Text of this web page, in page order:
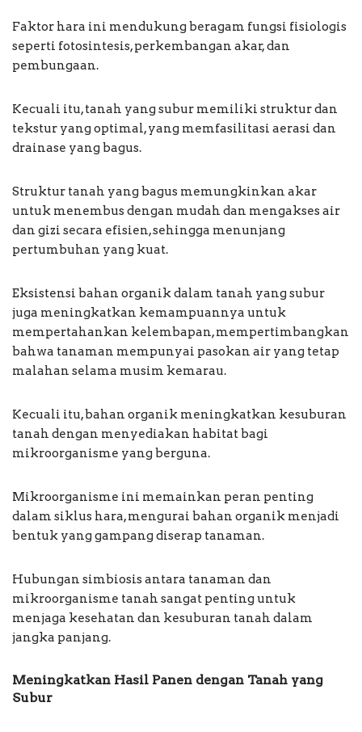
Faktor hara ini mendukung beragam fungsi fisiologis
seperti fotosintesis, perkembangan akar, dan
pembungaan.
Kecuali itu, tanah yang subur memiliki struktur dan
tekstur yang optimal, yang memfasilitasi aerasi dan
drainase yang bagus.
Struktur tanah yang bagus memungkinkan akar
untuk menembus dengan mudah dan mengakses air
dan gizi secara efisien, sehingga menunjang
pertumbuhan yang kuat.
Eksistensi bahan organik dalam tanah yang subur
juga meningkatkan kemampuannya untuk
mempertahankan kelembapan, mempertimbangkan
bahwa tanaman mempunyai pasokan air yang tetap
malahan selama musim kemarau.
Kecuali itu, bahan organik meningkatkan kesuburan
tanah dengan menyediakan habitat bagi
mikroorganisme yang berguna.
Mikroorganisme ini memainkan peran penting
dalam siklus hara, mengurai bahan organik menjadi
bentuk yang gampang diserap tanaman.
Hubungan simbiosis antara tanaman dan
mikroorganisme tanah sangat penting untuk
menjaga kesehatan dan kesuburan tanah dalam
jangka panjang.
Meningkatkan Hasil Panen dengan Tanah yang
Subur